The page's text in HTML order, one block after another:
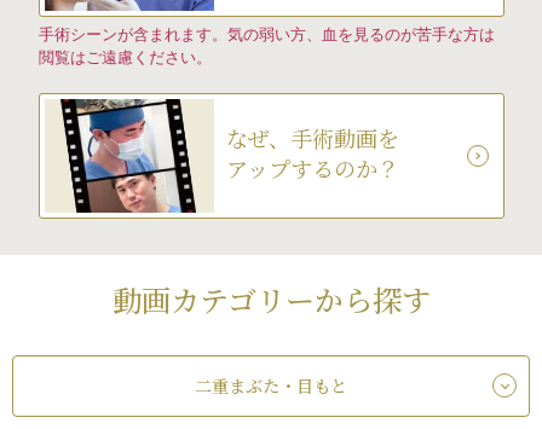
手術シーンが含まれます。気の弱い方、血を見るのが苦手な方は
閲覧はご遠慮ください。
なぜ、手術動画を
アップするのか？
動画カテゴリーから探す
二重まぶた・目もと